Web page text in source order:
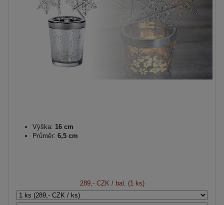
Výška: 16 cm
Průměr: 6,5 cm
289,- CZK / bal. (1 ks)